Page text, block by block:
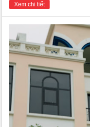
Xem chi tiết